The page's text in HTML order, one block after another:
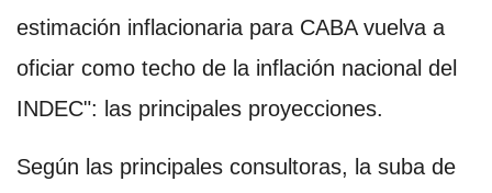
estimación inflacionaria para CABA vuelva a
oficiar como techo de la inflación nacional del
INDEC": las principales proyecciones.
Según las principales consultoras, la suba de